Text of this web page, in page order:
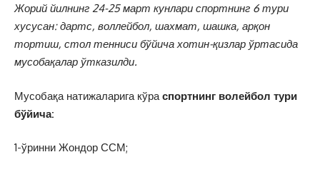
Жорий йилнинг 24-25 март кунлари спортнинг 6 тури
хусусан: дартс, воллейбол, шахмат, шашка, арқон
тортиш, стол тенниси бўйича хотин-қизлар ўртасида
мусобақалар ўтказилди.
Мусобақа натижаларига кўра спортнинг волейбол тури
бўйича:
1-ўринни Жондор ССМ;